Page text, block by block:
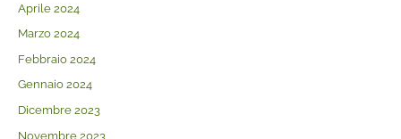
Aprile 2024
Marzo 2024
Febbraio 2024
Gennaio 2024
Dicembre 2023
Novembre 2023